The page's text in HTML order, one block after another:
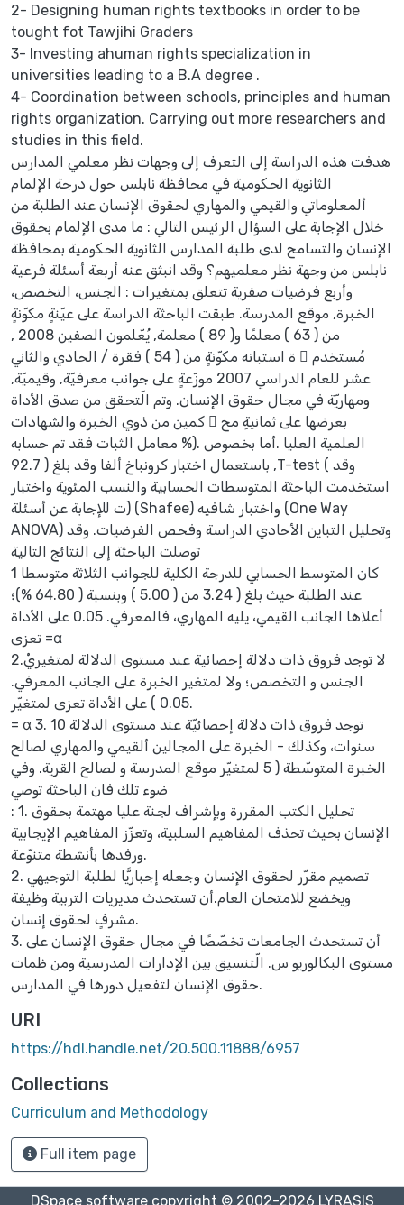
2- Designing human rights textbooks in order to be
tought fot Tawjihi Graders
3- Investing ahuman rights specialization in
universities leading to a B.A degree .
4- Coordination between schools, principles and human
rights organization. Carrying out more researchers and
studies in this field.
هدفت هذه الدراسة إلى التعرف إلى وجهات نظر معلمي المدارس
الثانوية الحكومية في محافظة نابلس حول درجة الإلمام
ألمعلوماتي والقيمي والمهاري لحقوق الإنسان عند الطلبة من
خلال الإجابة على السؤال الرئيس التالي : ما مدى الإلمام بحقوق
الإنسان والتسامح لدى طلبة المدارس الثانوية الحكومية بمحافظة
نابلس من وجهة نظر معلميهم؟ وقد انبثق عنه أربعة أسئلة فرعية
وأربع فرضيات صفرية تتعلق بمتغيرات : الجنس، التخصص،
الخبرة, موقع المدرسة. طبقت الباحثة الدراسة على عيّنةٍ مكوّنةٍ
من ( 63 ) معلمًا و( 89 ) معلمة, يُعّلمون الصفين 2008 ,
مُستخدم ً ة استبانه مكوّنةٍ من ( 54 ) فقرة / الحادي والثاني
عشر للعام الدراسي 2007 موزّعةٍ على جوانب معرفيّة, وقيميّة,
ومهاريّة في مجال حقوق الإنسان. وتم الّتحقق من صدق الأداة
بعرضها على ثمانيةِ مح ّ كمين من ذوي الخبرة والشهادات
العلمية العليا .أما بخصوص .(% معامل الثبات فقد تم حسابه
باستعمال اختبار كرونباخ ألفا وقد بلغ ( 92.7 ,T-test ( وقد
استخدمت الباحثة المتوسطات الحسابية والنسب المئوية واختبار
(ت للإجابة عن أسئلة (Shafee) واختبار شافيه (One Way
ANOVA) وتحليل التباين الأحادي الدراسة وفحص الفرضيات. وقد
توصلت الباحثة إلى النتائج التالية
1 كان المتوسط الحسابي للدرجة الكلية للجوانب الثلاثة متوسطا
عند الطلبة حيث بلغ ( 3.24 من ( 5.00 ) وبنسبة ( 64.80 %)؛
أعلاها الجانب القيمي، يليه المهاري، فالمعرفي. 0.05 على الأداة
تعزى =α
2.لا توجد فروق ذات دلالة إحصائية عند مستوى الدلالة لمتغيريْ
الجنس و التخصص؛ ولا لمتغير الخبرة على الجانب المعرفي.
0.05 ) على الأداة تعزى لمتغيّر.
= α 3. توجد فروق ذات دلالة إحصائيّة عند مستوى الدلالة 10
سنوات، وكذلك - الخبرة على المجالين ألقيمي والمهاري لصالح
الخبرة المتوسّطة ( 5 لمتغيّر موقع المدرسة و لصالح القرية. وفي
ضوء تلك فان الباحثة توصي
: 1. تحليل الكتب المقررة وبإشراف لجنة عليا مهتمة بحقوق
الإنسان بحيث تحذف المفاهيم السلبية، وتعزّز المفاهيم الإيجابية
ورفدها بأنشطة متنوّعة.
2. تصميم مقرّر لحقوق الإنسان وجعله إجباريًّا لطلبة التوجيهي
ويخضع للامتحان العام.أن تستحدث مديريات التربية وظيفة
مشرفٍ لحقوق إنسان.
3. أن تستحدث الجامعات تخصّصًا في مجال حقوق الإنسان على
مستوى البكالوريو س. الّتنسيق بين الإدارات المدرسية ومن ظمات
حقوق الإنسان لتفعيل دورها في المدارس.
URI
https://hdl.handle.net/20.500.11888/6957
Collections
Curriculum and Methodology
Full item page
DSpace softwarecopyright © 2002-2026 LYRASIS